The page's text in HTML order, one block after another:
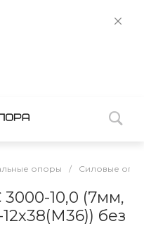
опоры / Cиловые
10,0 (7мм,
без